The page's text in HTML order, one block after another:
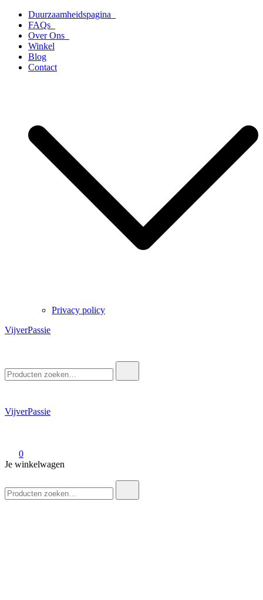
naar
inhoud
Duurzaamheidspagina
FAQs
Over Ons
Winkel
Blog
Contact
Privacy policy
VijverPassie
naar:
VijverPassie
0
Je winkelwagen
naar: